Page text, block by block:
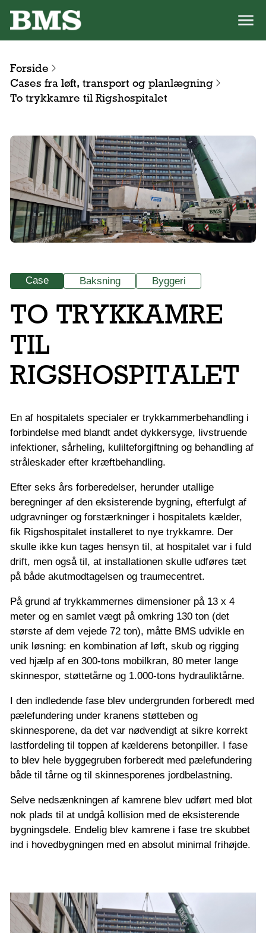
Forside
Cases fra løft, transport og planlægning
To trykkamre til Rigshospitalet
Case Baksning Byggeri
TO TRYKKAMRE
TIL
RIGSHOSPITALET
En af hospitalets specialer er trykkammerbehandling i
forbindelse med blandt andet dykkersyge, livstruende
infektioner, sårheling, kulilteforgiftning og behandling af
stråleskader efter kræftbehandling.
Efter seks års forberedelser, herunder utallige
beregninger af den eksisterende bygning, efterfulgt af
udgravninger og forstærkninger i hospitalets kælder,
fik Rigshospitalet installeret to nye trykkamre. Der
skulle ikke kun tages hensyn til, at hospitalet var i fuld
drift, men også til, at installationen skulle udføres tæt
på både akutmodtagelsen og traumecentret.
På grund af trykkammernes dimensioner på 13 x 4
meter og en samlet vægt på omkring 130 ton (det
største af dem vejede 72 ton), måtte BMS udvikle en
unik løsning: en kombination af løft, skub og rigging
ved hjælp af en 300-tons mobilkran, 80 meter lange
skinnespor, støttetårne og 1.000-tons hydrauliktårne.
I den indledende fase blev undergrunden forberedt med
pælefundering under kranens støtteben og
skinnesporene, da det var nødvendigt at sikre korrekt
lastfordeling til toppen af kælderens betonpiller. I fase
to blev hele byggegruben forberedt med pælefundering
både til tårne og til skinnesporenes jordbelastning.
Selve nedsænkningen af kamrene blev udført med blot
nok plads til at undgå kollision med de eksisterende
bygningsdele. Endelig blev kamrene i fase tre skubbet
ind i hovedbygningen med en absolut minimal frihøjde.